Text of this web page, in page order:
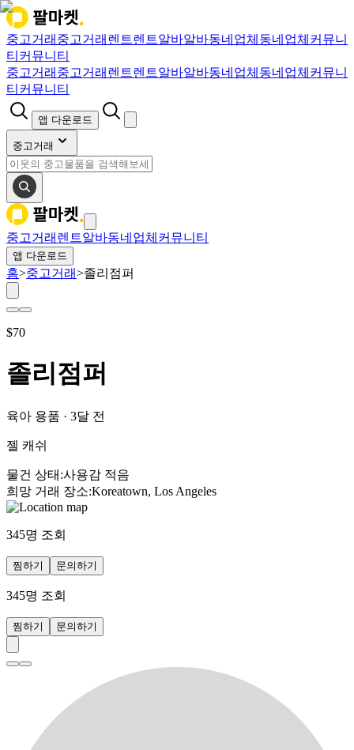
중고거래 중고거래 렌트렌트알바알바동네업체 동네업체 커뮤니
티 커뮤니티
중고거래 중고거래 렌트렌트알바알바동네업체 동네업체 커뮤니
티 커뮤니티
앱 다운로드
중고거래
중고거래 렌트알바동네업체 커뮤니티
앱 다운로드
홈>중고거래>졸리점퍼
$70
졸리점퍼
육아 용품 · 3달 전
젤 캐쉬
물건 상태 :사용감 적음
희망 거래 장소:Koreatown, Los Angeles
345명 조회
찜하기 문의하기
345명 조회
찜하기 문의하기